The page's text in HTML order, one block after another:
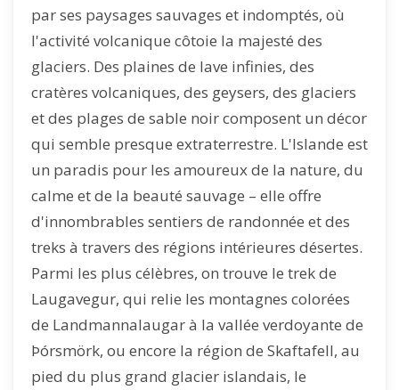
par ses paysages sauvages et indomptés, où
l'activité volcanique côtoie la majesté des
glaciers. Des plaines de lave infinies, des
cratères volcaniques, des geysers, des glaciers
et des plages de sable noir composent un décor
qui semble presque extraterrestre. L'Islande est
un paradis pour les amoureux de la nature, du
calme et de la beauté sauvage – elle offre
d'innombrables sentiers de randonnée et des
treks à travers des régions intérieures désertes.
Parmi les plus célèbres, on trouve le trekde
Laugavegur, qui relie les montagnes colorées
de Landmannalaugar à la vallée verdoyante de
Þórsmörk, ou encore la région de Skaftafell, au
pied du plus grand glacier islandais, le